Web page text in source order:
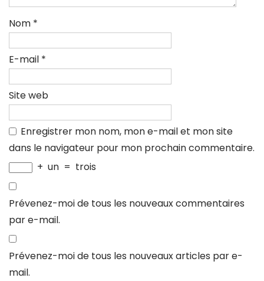
Nom *
E-mail *
Site web
Enregistrer mon nom, mon e-mail et mon site
dans le navigateur pour mon prochain commentaire.
+ un = trois
Prévenez-moi de tous les nouveaux commentaires
par e-mail.
Prévenez-moi de tous les nouveaux articles par e-
mail.